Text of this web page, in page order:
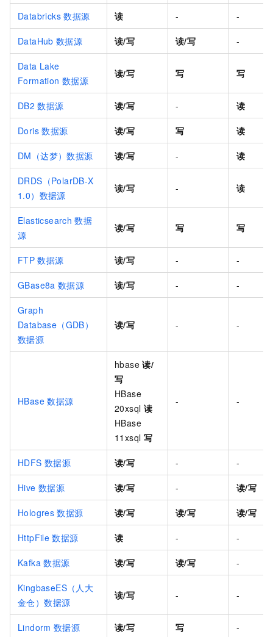
Databricks 数据源 读 - -
DataHub 数据源 读/写 读/写 -
Data Lake
Formation 数据源
读/写 写 写
DB2 数据源 读/写 - 读
Doris 数据源 读/写 写 读
DM（达梦）数据源 读/写 - 读
DRDS（PolarDB-X
1.0）数据源
读/写 - 读
Elasticsearch 数据
源
读/写 写 写
FTP 数据源 读/写 - -
GBase8a 数据源 读/写 - -
Graph
Database（GDB）
数据源
读/写 - -
HBase 数据源
hbase 读/
写
HBase
20xsql 读
HBase
11xsql 写
- -
HDFS 数据源 读/写 - -
Hive 数据源 读/写 - 读/写
Hologres 数据源 读/写 读/写 读/写
HttpFile 数据源 读 - -
Kafka 数据源 读/写 读/写 -
KingbaseES（人大
金仓）数据源
读/写 - -
Lindorm 数据源 读/写 写 -